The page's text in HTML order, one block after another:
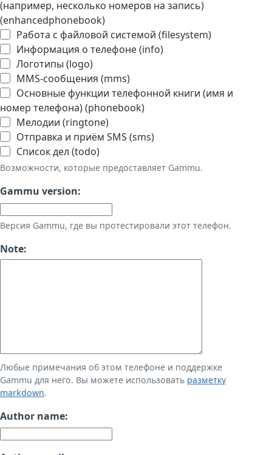
(например, несколько номеров на запись)
(enhancedphonebook)
Работа с файловой системой (filesystem)
Информация о телефоне (info)
Логотипы (logo)
MMS-сообщения (mms)
Основные функции телефонной книги (имя и
номер телефона) (phonebook)
Мелодии (ringtone)
Отправка и приём SMS (sms)
Список дел (todo)
Возможности, которые предоставляет Gammu.
Gammu version:
Версия Gammu, где вы протестировали этот телефон.
Note:
Любые примечания об этом телефоне и поддержке
Gammu для него. Вы можете использовать разметку
markdown.
Author name: